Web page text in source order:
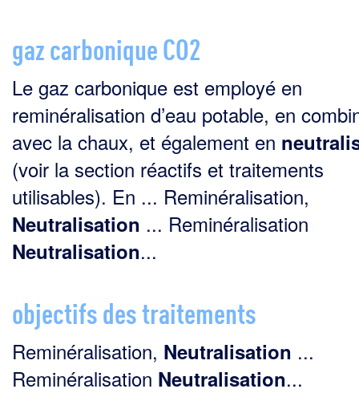
gaz carbonique CO2
Le gaz carbonique est employé en
reminéralisation d’eau potable, en
avec la chaux, et éga­lement en
(voir la section réactifs et traitements
utilisables). En ... Reminéralisation,
Neutralisation ... Reminéralisation
Neutralisation...
objectifs des traitements
Reminéralisation, Neutralisation ...
Reminéralisation Neutralisation...